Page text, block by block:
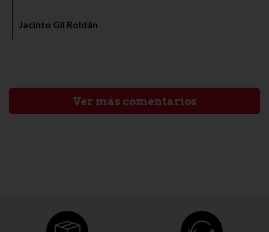
Jacinto Gil Roldán
Ver más comentarios